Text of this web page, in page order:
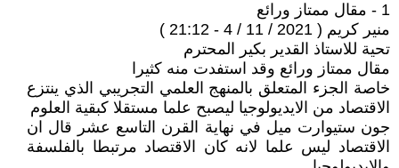
1 - مقال ممتاز ورائع
منير كريم ( 2021 / 11 / 4 - 21:12 )
تحية للاستاذ القدير بكير المحترم
مقال ممتاز ورائع وقد استفدت منه كثيرا
خاصة الجزء المتعلق بالمنهج العلمي التجريبي الذي ينتزع
الاقتصاد من الايديولوجيا ليصبح علما مستقلا كبقية العلوم
جون ستيوارت ميل في نهاية القرن التاسع عشر قال ان
الاقتصاد ليس علما لانه كان الاقتصاد مرتبطا بالفلسفة